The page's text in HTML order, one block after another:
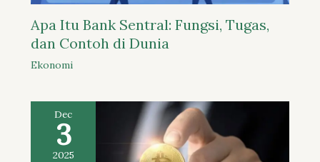
Apa Itu Bank Sentral: Fungsi, Tugas,
dan Contoh di Dunia
Ekonomi
Dec
3
2025